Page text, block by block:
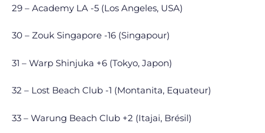
29 – Academy LA -5 (Los Angeles, USA)
30 – Zouk Singapore -16 (Singapour)
31 – Warp Shinjuka +6 (Tokyo, Japon)
32 – Lost Beach Club -1 (Montanita, Equateur)
33 – Warung Beach Club +2 (Itajai, Brésil)